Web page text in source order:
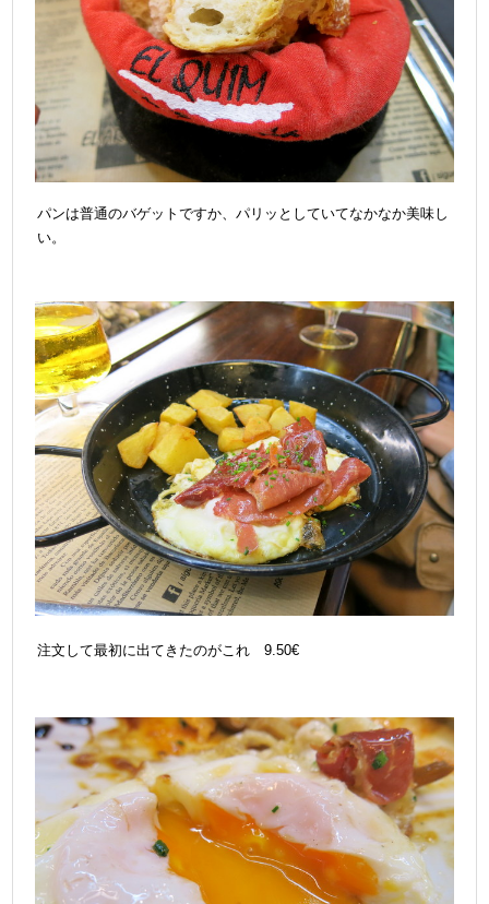
パンは普通のバゲットですか、パリッとしていてなかなか美味し
い。
注文して最初に出てきたのがこれ 9.50€